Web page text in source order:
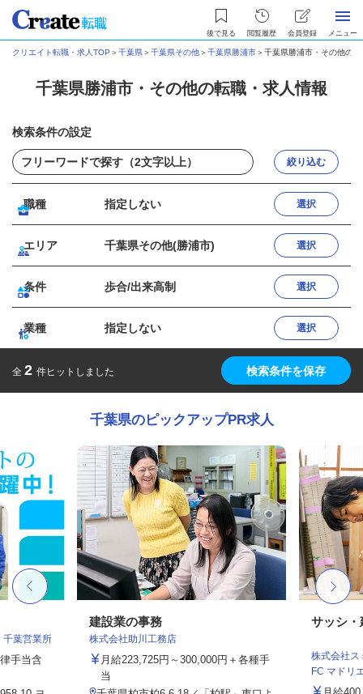
後で見る 閲覧履歴 会員登録 メニュー
クリエイト転職・求人TOP ＞千葉県＞千葉県その他＞千葉県勝浦市＞千葉県勝浦市・その他の
千葉県勝浦市・その他の転職・求人情報
検索条件の設定
絞り込む
職種 指定しない 選択
エリア 千葉県その他(勝浦市) 選択
条件 歩合/出来高制 選択
業種 指定しない 選択
全 2 件ヒットしました 検索条件を保存
千葉県のピックアップPR求人
葉営業所
手当含
建設業の事務
株式会社助川工務店
月給223,725円～300,000円＋各種手
当
サッシ・
株式会社ス
FC マドリ